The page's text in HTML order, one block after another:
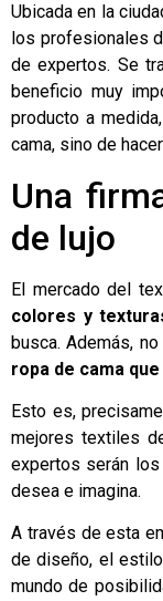
Ubicada en la
los profesionales
de expertos. Se
beneficio muy
producto a
cama, sino de
Una
de lujo
El mercado del
colores y
busca. Además,
ropa de cama
Esto es,
mejores textiles
expertos serán
desea e imagina.
A través de esta
de diseño, el
mundo de